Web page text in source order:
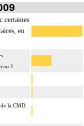
certaines
en
1
la CMD